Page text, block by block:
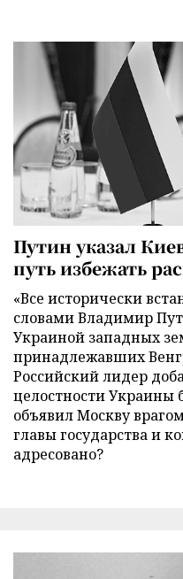
Путин указал
путь избежать
«Все исторически
словами Владимир
Украиной западных
принадлежавших
Российский лидер
целостности Украины
объявил Москву
главы государства и
адресовано?